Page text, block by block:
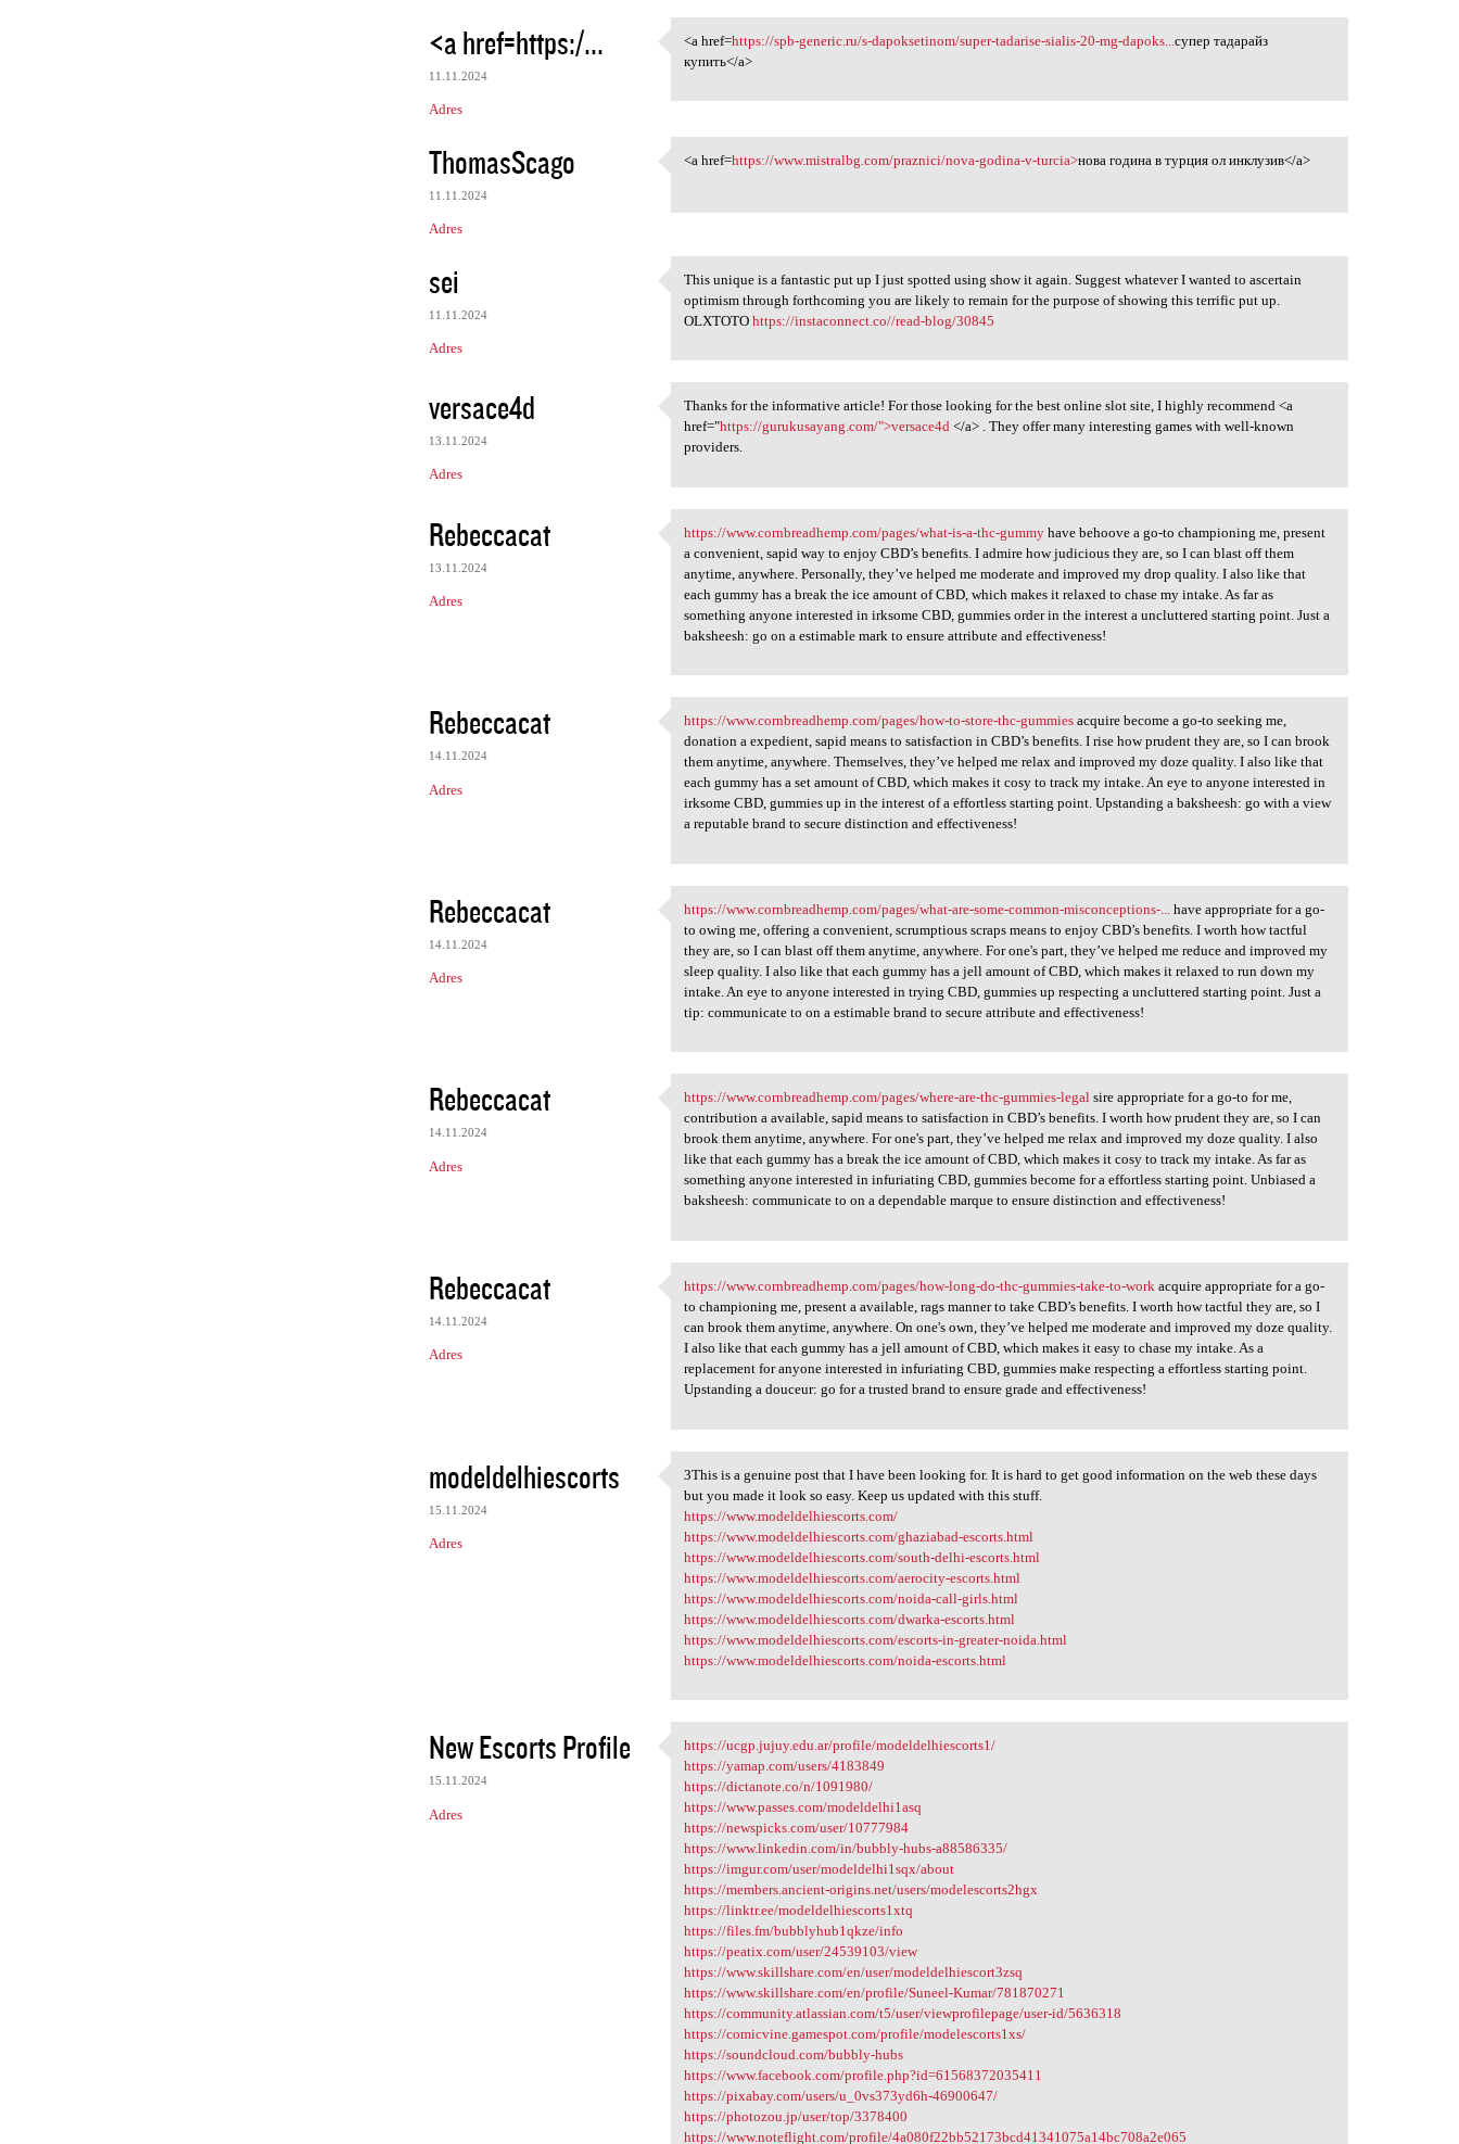
<a href=https:/...
11.11.2024
Adres
<a href=https://spb-generic
<a href=https://spb-generic.ru/s-dapoksetinom/super-tadarise-sialis-20-mg-dapoks...супер тадарайз
купить</a>
ThomasScago
11.11.2024
Adres
<a href=https://www.mistralbg
<a href=https://www.mistralbg.com/praznici/nova-godina-v-turcia>нова година в турция ол инклузив</a>
sei
11.11.2024
Adres
This unique is a fantastic
This unique is a fantastic put up I just spotted using show it again. Suggest whatever I wanted to ascertain
optimism through forthcoming you are likely to remain for the purpose of showing this terrific put up.
OLXTOTOhttps://instaconnect.co//read-blog/30845
versace4d
13.11.2024
Adres
Thanks for the informative
Thanks for the informative article! For those looking for the best online slot site, I highly recommend <a
href="https://gurukusayang.com/">versace4d </a> . They offer many interesting games with well-known
providers.
Rebeccacat
13.11.2024
Adres
https://www.cornbreadhemp.com
https://www.cornbreadhemp.com/pages/what-is-a-thc-gummy have behoove a go-to championing me, present
a convenient, sapid way to enjoy CBD’s benefits. I admire how judicious they are, so I can blast off them
anytime, anywhere. Personally, they’ve helped me moderate and improved my drop quality. I also like that
each gummy has a break the ice amount of CBD, which makes it relaxed to chase my intake. As far as
something anyone interested in irksome CBD, gummies order in the interest a uncluttered starting point. Just a
baksheesh: go on a estimable mark to ensure attribute and effectiveness!
Rebeccacat
14.11.2024
Adres
https://www.cornbreadhemp.com
https://www.cornbreadhemp.com/pages/how-to-store-thc-gummies acquire become a go-to seeking me,
donation a expedient, sapid means to satisfaction in CBD’s benefits. I rise how prudent they are, so I can brook
them anytime, anywhere. Themselves, they’ve helped me relax and improved my doze quality. I also like that
each gummy has a set amount of CBD, which makes it cosy to track my intake. An eye to anyone interested in
irksome CBD, gummies up in the interest of a effortless starting point. Upstanding a baksheesh: go with a view
a reputable brand to secure distinction and effectiveness!
Rebeccacat
14.11.2024
Adres
https://www.cornbreadhemp.com
https://www.cornbreadhemp.com/pages/what-are-some-common-misconceptions-...
have appropriate for a go-
to owing me, offering a convenient, scrumptious scraps means to enjoy CBD’s benefits. I worth how tactful
they are, so I can blast off them anytime, anywhere. For one's part, they’ve helped me reduce and improved my
sleep quality. I also like that each gummy has a jell amount of CBD, which makes it relaxed to run down my
intake. An eye to anyone interested in trying CBD, gummies up respecting a uncluttered starting point. Just a
tip: communicate to on a estimable brand to secure attribute and effectiveness!
Rebeccacat
14.11.2024
Adres
https://www.cornbreadhemp.com
https://www.cornbreadhemp.com/pages/where-are-thc-gummies-legal sire appropriate for a go-to for me,
contribution a available, sapid means to satisfaction in CBD’s benefits. I worth how prudent they are, so I can
brook them anytime, anywhere. For one's part, they’ve helped me relax and improved my doze quality. I also
like that each gummy has a break the ice amount of CBD, which makes it cosy to track my intake. As far as
something anyone interested in infuriating CBD, gummies become for a effortless starting point. Unbiased a
baksheesh: communicate to on a dependable marque to ensure distinction and effectiveness!
Rebeccacat
14.11.2024
Adres
https://www.cornbreadhemp.com
https://www.cornbreadhemp.com/pages/how-long-do-thc-gummies-take-to-work acquire appropriate for a go-
to championing me, present a available, rags manner to take CBD’s benefits. I worth how tactful they are, so I
can brook them anytime, anywhere. On one's own, they’ve helped me moderate and improved my doze quality.
I also like that each gummy has a jell amount of CBD, which makes it easy to chase my intake. As a
replacement for anyone interested in infuriating CBD, gummies make respecting a effortless starting point.
Upstanding a douceur: go for a trusted brand to ensure grade and effectiveness!
modeldelhiescorts
15.11.2024
Adres
3This is a genuine post that
3This is a genuine post that I have been looking for. It is hard to get good information on the web these days
but you made it look so easy. Keep us updated with this stuff.
https://www.modeldelhiescorts.com/
https://www.modeldelhiescorts.com/ghaziabad-escorts.html
https://www.modeldelhiescorts.com/south-delhi-escorts.html
https://www.modeldelhiescorts.com/aerocity-escorts.html
https://www.modeldelhiescorts.com/noida-call-girls.html
https://www.modeldelhiescorts.com/dwarka-escorts.html
https://www.modeldelhiescorts.com/escorts-in-greater-noida.html
https://www.modeldelhiescorts.com/noida-escorts.html
New Escorts Profile
15.11.2024
Adres
https://ucgp.jujuy.edu.ar
https://ucgp.jujuy.edu.ar/profile/modeldelhiescorts1/
https://yamap.com/users/4183849
https://dictanote.co/n/1091980/
https://www.passes.com/modeldelhi1asq
https://newspicks.com/user/10777984
https://www.linkedin.com/in/bubbly-hubs-a88586335/
https://imgur.com/user/modeldelhi1sqx/about
https://members.ancient-origins.net/users/modelescorts2hgx
https://linktr.ee/modeldelhiescorts1xtq
https://files.fm/bubblyhub1qkze/info
https://peatix.com/user/24539103/view
https://www.skillshare.com/en/user/modeldelhiescort3zsq
https://www.skillshare.com/en/profile/Suneel-Kumar/781870271
https://community.atlassian.com/t5/user/viewprofilepage/user-id/5636318
https://comicvine.gamespot.com/profile/modelescorts1xs/
https://soundcloud.com/bubbly-hubs
https://www.facebook.com/profile.php?id=61568372035411
https://pixabay.com/users/u_0vs373yd6h-46900647/
https://photozou.jp/user/top/3378400
https://www.noteflight.com/profile/4a080f22bb52173bcd41341075a14bc708a2e065